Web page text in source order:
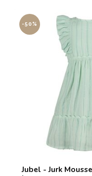
-50%
Jubel - Jurk